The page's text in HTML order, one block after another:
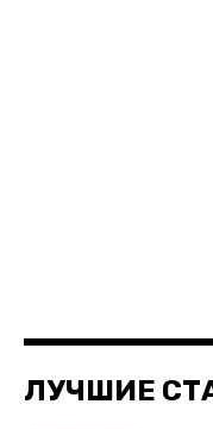
ЛУЧШИЕ